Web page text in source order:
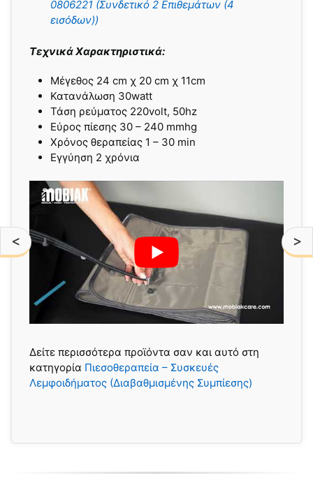
< >
0806221 (Συνδετικό 2 Επιθεμάτων (4
εισόδων))
Τεχνικά Χαρακτηριστικά:
Μέγεθος 24 cm χ 20 cm χ 11cm
Κατανάλωση 30watt
Τάση ρεύματος 220volt, 50hz
Εύρος πίεσης 30 – 240 mmhg
Χρόνος θεραπείας 1 – 30 min
Εγγύηση 2 χρόνια
Δείτε περισσότερα προϊόντα σαν και αυτό στη
κατηγορία Πιεσοθεραπεία – Συσκευές
Λεμφοιδήματος (Διαβαθμισμένης Συμπίεσης)